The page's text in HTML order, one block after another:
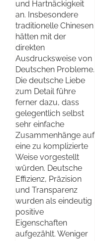
und Hartnäckigkeit
an. Insbesondere
traditionelle Chinesen
hätten mit der
direkten
Ausdrucksweise von
Deutschen Probleme.
Die deutsche Liebe
zum Detail führe
ferner dazu, dass
gelegentlich selbst
sehr einfache
Zusammenhänge auf
eine zu komplizierte
Weise vorgestellt
würden. Deutsche
Effizienz, Präzision
und Transparenz
wurden als eindeutig
positive
Eigenschaften
aufgezählt. Weniger